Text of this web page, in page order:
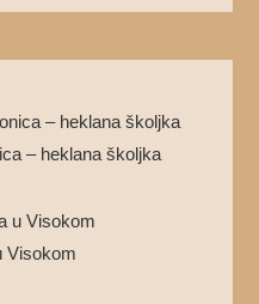
– heklana školjka
Visokom